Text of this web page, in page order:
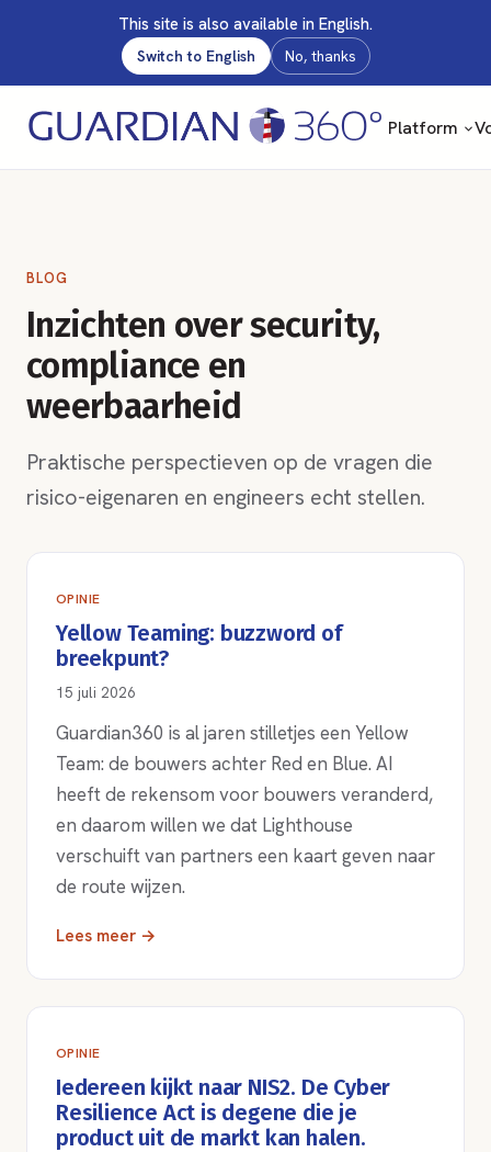
This site is also available in English.
Switch to English No, thanks
Platform
BLOG
Inzichten over security,
compliance en
weerbaarheid
Praktische perspectieven op de vragen die
risico-eigenaren en engineers echt stellen.
OPINIE
Yellow Teaming: buzzword of
breekpunt?
15 juli 2026
Guardian360 is al jaren stilletjes een Yellow
Team: de bouwers achter Red en Blue. AI
heeft de rekensom voor bouwers veranderd,
en daarom willen we dat Lighthouse
verschuift van partners een kaart geven naar
de route wijzen.
Lees meer →
OPINIE
Iedereen kijkt naar NIS2. De Cyber
Resilience Act is degene die je
product uit de markt kan halen.